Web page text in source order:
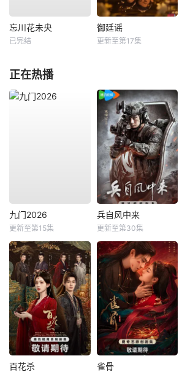
忘川花未央
已完结
御廷谣
更新至第17集
正在热播
九门2026
更新至第15集
兵自风中来
更新至第30集
百花杀 雀骨